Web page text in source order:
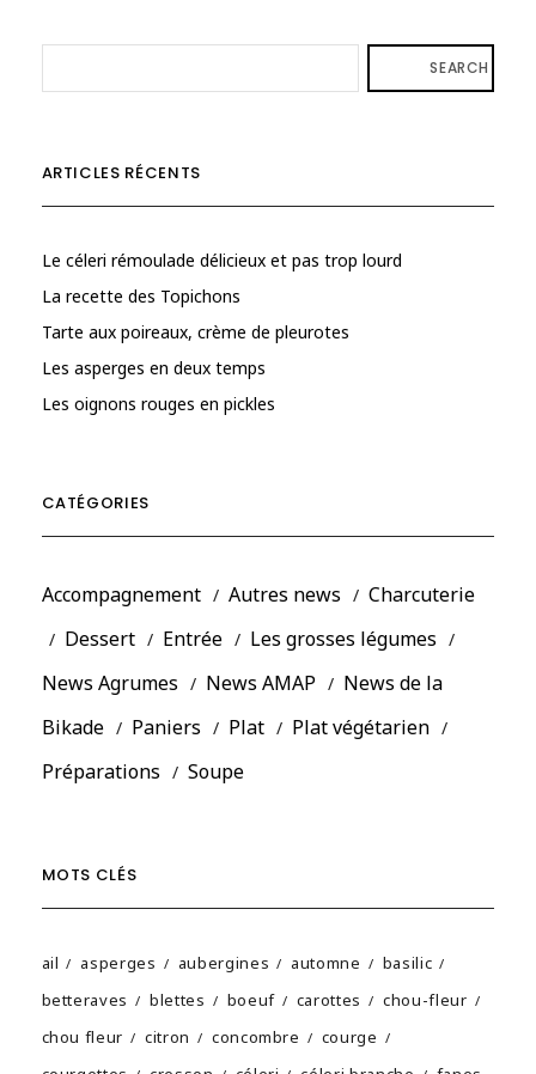
SEARCH
ARTICLES RÉCENTS
Le céleri rémoulade délicieux et pas trop lourd
La recette des Topichons
Tarte aux poireaux, crème de pleurotes
Les asperges en deux temps
Les oignons rouges en pickles
CATÉGORIES
Accompagnement Autres news
Charcuterie
Dessert
Entrée
Les grosses légumes
News Agrumes
News AMAP
News de la
Bikade
Paniers Plat
Plat végétarien
Préparations
Soupe
MOTS CLÉS
ail asperges aubergines automne
basilic
betteraves
blettes boeuf carottes
chou-fleur
chou fleur
citron concombre
courge